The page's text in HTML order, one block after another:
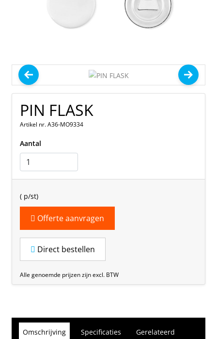
PIN FLASK
Artikel nr. A36-MO9334
Aantal
( p/st)
Offerte aanvragen
Direct bestellen
Alle genoemde prijzen zijn excl. BTW
Omschrijving Specificaties Gerelateerd